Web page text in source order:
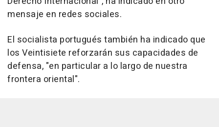
mensaje en redes sociales.
El socialista portugués también ha indicado que
los Veintisiete reforzarán sus capacidades de
defensa, "en particular a lo largo de nuestra
frontera oriental".